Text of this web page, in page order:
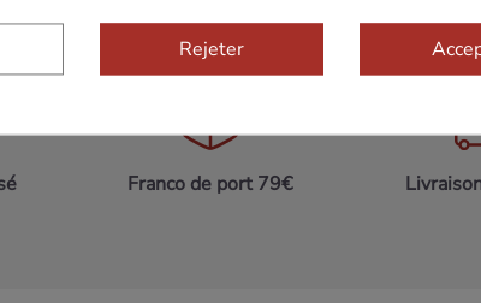
Franco de port 79€
Rejeter